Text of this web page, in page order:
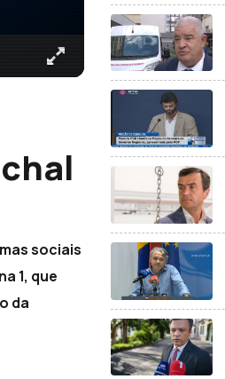
sociais
1, que
da